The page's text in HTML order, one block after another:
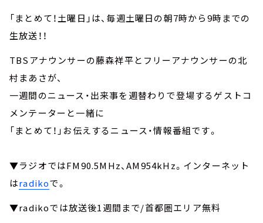
「まとめて！土曜日」は、毎週土曜日の朝7時から9時までの
生放送！！
TBSアナウンサーの藤森祥平とフリーアナウンサーの北
村まあさが、
一週間のニュース・出来事を週替わりで登場するゲストコ
メンテーターと一緒に
「まとめて！」お伝えするニュース・情報番組です。
▼ラジオではFM90.5MHz、AM954kHz。インターネット
はradikoで。
▼radikoでは放送後1週間まで/首都圏エリア無料